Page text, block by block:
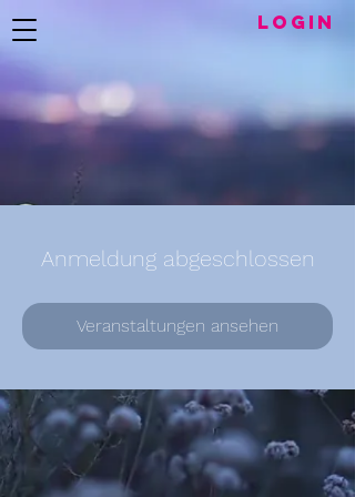
LogIN
Anmeldung abgeschlossen
Veranstaltungen ansehen